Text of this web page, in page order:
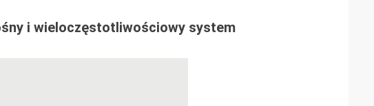
i wieloczęstotliwościowy system